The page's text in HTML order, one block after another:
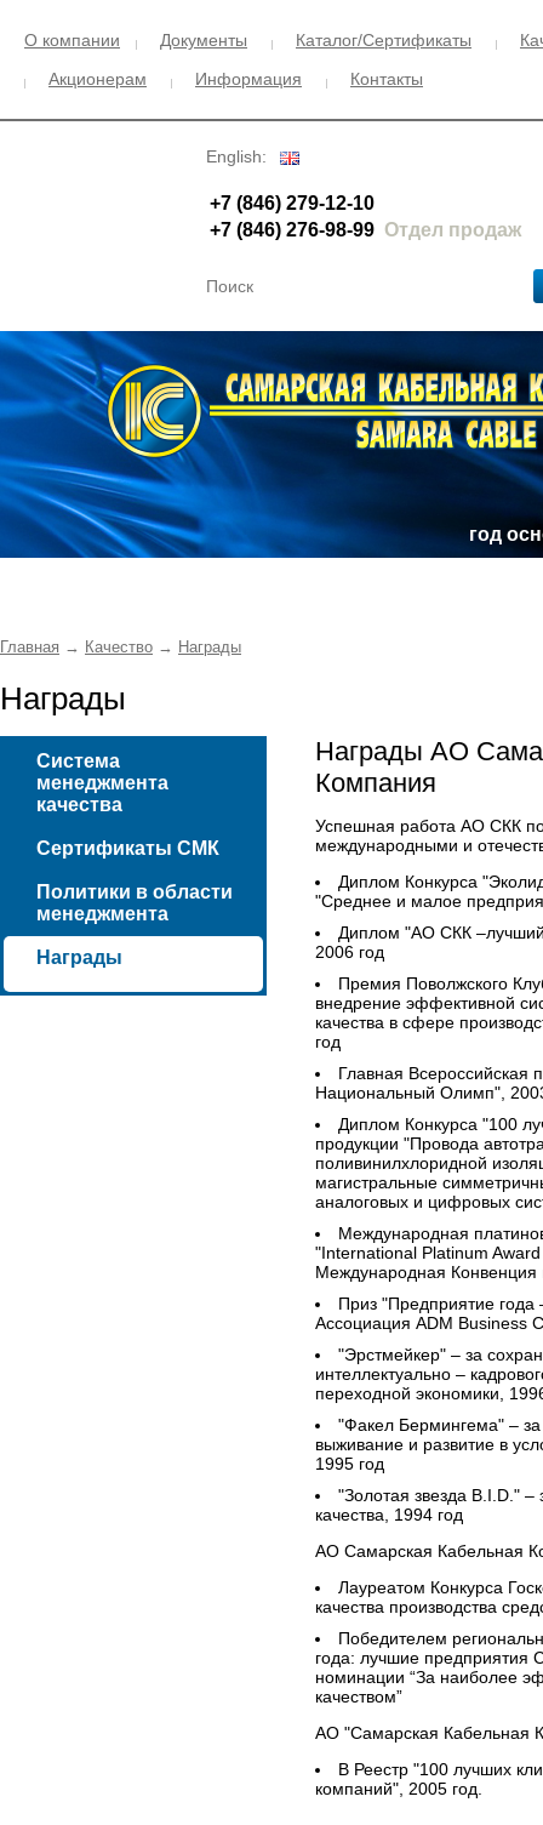
О компании Документы Каталог/Сертификаты
Акционерам
Информация Контакты
English:
+7 (846) 279-12-10
+7 (846) 276-98-99 Отдел продаж
год
Главная → Качество → Награды
Награды
Система
менеджмента
качества
Сертификаты СМК
Политики в области
менеджмента
Награды
Награды АО
Компания
Успешная работа АО СКК
международными и
Диплом Конкурса
"Среднее и малое
Диплом "АО СКК
2006 год
Премия Поволжского
внедрение эффективной
качества в сфере
год
Главная Всероссийская
Национальный Олимп",
Диплом Конкурса "100
продукции "Провода
поливинилхлоридной
магистральные
аналоговых и цифровых
Международная
"International Platinum
Международная Конвенция
Приз "Предприятие
Ассоциация ADM Business
"Эрстмейкер" – за
интеллектуально –
переходной экономики,
"Факел Бермингема" –
выживание и развитие в
1995 год
"Золотая звезда B.I.D." –
качества, 1994 год
АО Самарская Кабельная
Лауреатом Конкурса
качества производства
Победителем
года: лучшие предприятия
номинации “За наиболее
качеством”
АО "Самарская Кабельная
В Реестр "100 лучших
компаний", 2005 год.